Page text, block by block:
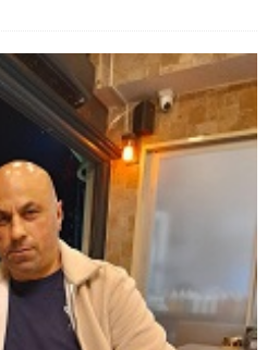
Bey 45 Yaş +45
aramasın. Selam ben
45 yaşında, 1.88 boyunda,
bir beyim. Alkol yok.
yok. [İLAN DETAYLARI>]